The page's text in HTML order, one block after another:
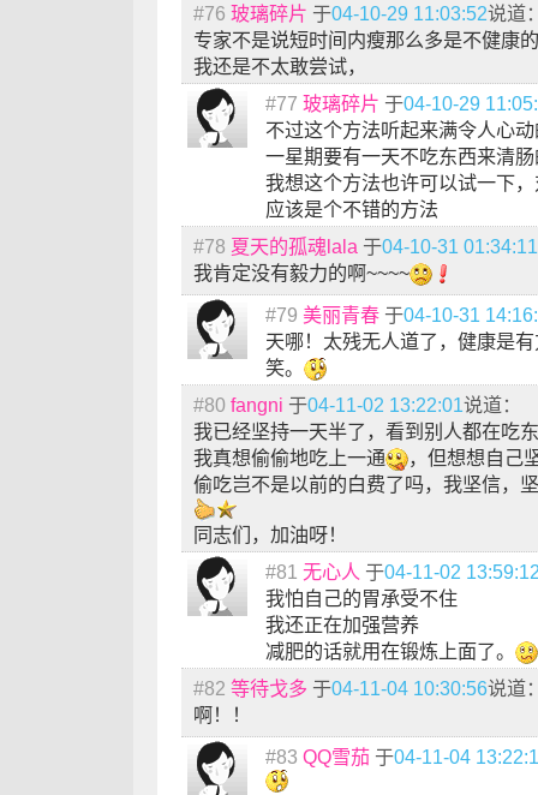
#76 玻璃碎片 于04-10-29 11:03:52说道
专家不是说短时间内瘦那么多是不健康
我还是不太敢尝试，
#77 玻璃碎片 于04-10-29
不过这个方法听起来满令人心
一星期要有一天不吃东西来清
我想这个方法也许可以试一下
应该是个不错的方法
#78 夏天的孤魂lala 于04-10-31 01:34:11
我肯定没有毅力的啊~~~~
#79 美丽青春 于04-10-31
天哪！太残无人道了，健康是
笑。
#80 fangni 于04-11-02 13:22:01说道：
我已经坚持一天半了，看到别人都在吃
我真想偷偷地吃上一通
，但想想自己
偷吃岂不是以前的白费了吗，我坚信，
同志们，加油呀！
#81 无心人 于04-11-02
我怕自己的胃承受不住
我还正在加强营养
减肥的话就用在锻炼上面了。
#82 等待戈多 于04-11-04 10:30:56说道
啊！！
#83 QQ雪茄 于04-11-04